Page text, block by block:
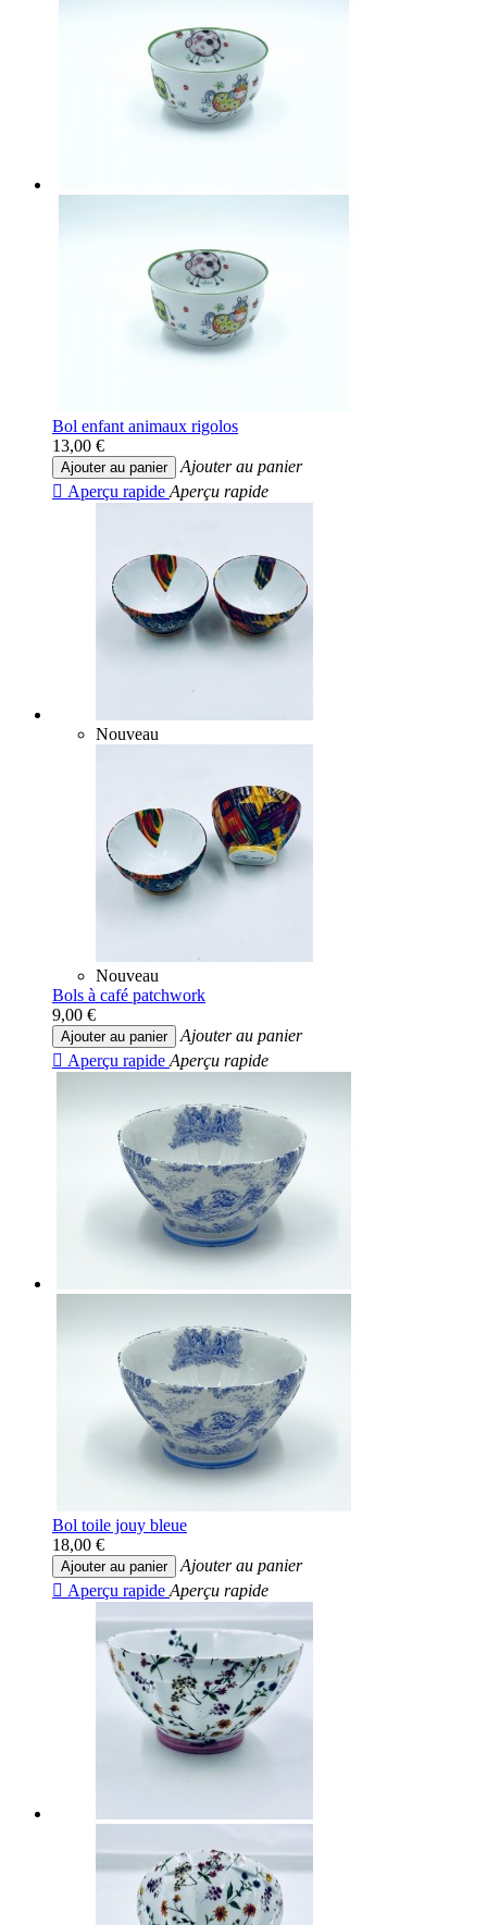
Bol enfant animaux rigolos
13,00 €
Ajouter au panier
Ajouter au panier
 Aperçu rapide Aperçu rapide
Nouveau
Nouveau
Bols à café patchwork
9,00 €
Ajouter au panier
Ajouter au panier
 Aperçu rapide Aperçu rapide
Bol toile jouy bleue
18,00 €
Ajouter au panier
Ajouter au panier
 Aperçu rapide Aperçu rapide